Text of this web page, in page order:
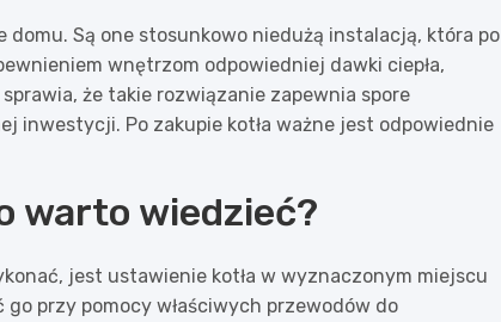
Są one stosunkowo niedużą instalacją, która po
wnętrzom odpowiedniej dawki ciepła,
że takie rozwiązanie zapewnia spore
inwestycji. Po zakupie kotła ważne jest odpowiednie
warto wiedzieć?
jest ustawienie kotła w wyznaczonym miejscu
przy pomocy właściwych przewodów do